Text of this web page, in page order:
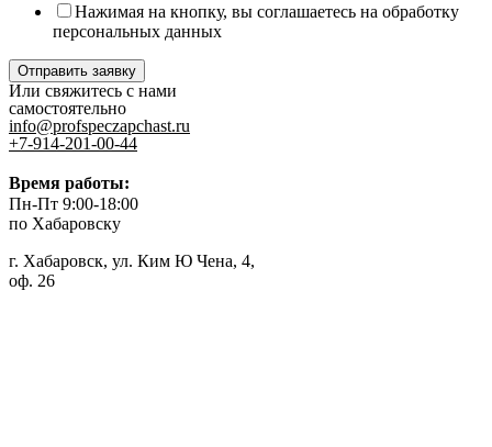
Нажимая на кнопку, вы соглашаетесь на обработку
персональных данных
Отправить заявку
Или свяжитесь с нами
самостоятельно
info@profspeczapchast.ru
+7-914-201-00-44
Время работы:
Пн-Пт 9:00-18:00
по Хабаровску
г. Хабаровск, ул. Ким Ю Чена, 4,
оф. 26